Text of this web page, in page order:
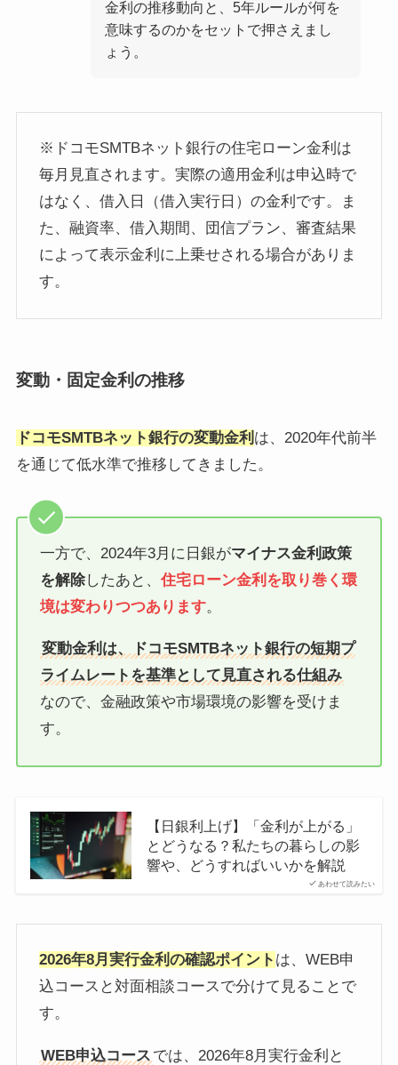
金利の推移動向と、5年ルールが何を
意味するのかをセットで押さえまし
ょう。
※ドコモSMTBネット銀行の住宅ローン金利は
毎月見直されます。実際の適用金利は申込時で
はなく、借入日（借入実行日）の金利です。ま
た、融資率、借入期間、団信プラン、審査結果
によって表示金利に上乗せされる場合がありま
す。
変動・固定金利の推移
ドコモSMTBネット銀行の変動金利 は、2020年代前半
を通じて低水準で推移してきました。
一方で、2024年3月に日銀がマイナス金利政策
を解除したあと、住宅ローン金利を取り巻く環
境は変わりつつあります。
変動金利は、ドコモSMTBネット銀行の短期プ
ライムレートを基準として見直される仕組み
なので、金融政策や市場環境の影響を受けま
す。
あわせて読みたい
【日銀利上げ】「金利が上がる」
とどうなる？私たちの暮らしの影
響や、どうすればいいかを解説
2026年8月実行金利の確認ポイント は、WEB申
込コースと対面相談コースで分けて見ることで
す。
WEB申込コース では、2026年8月実行金利と